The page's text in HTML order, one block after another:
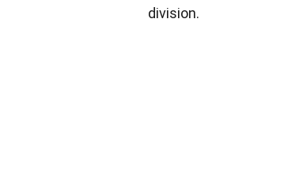
division.